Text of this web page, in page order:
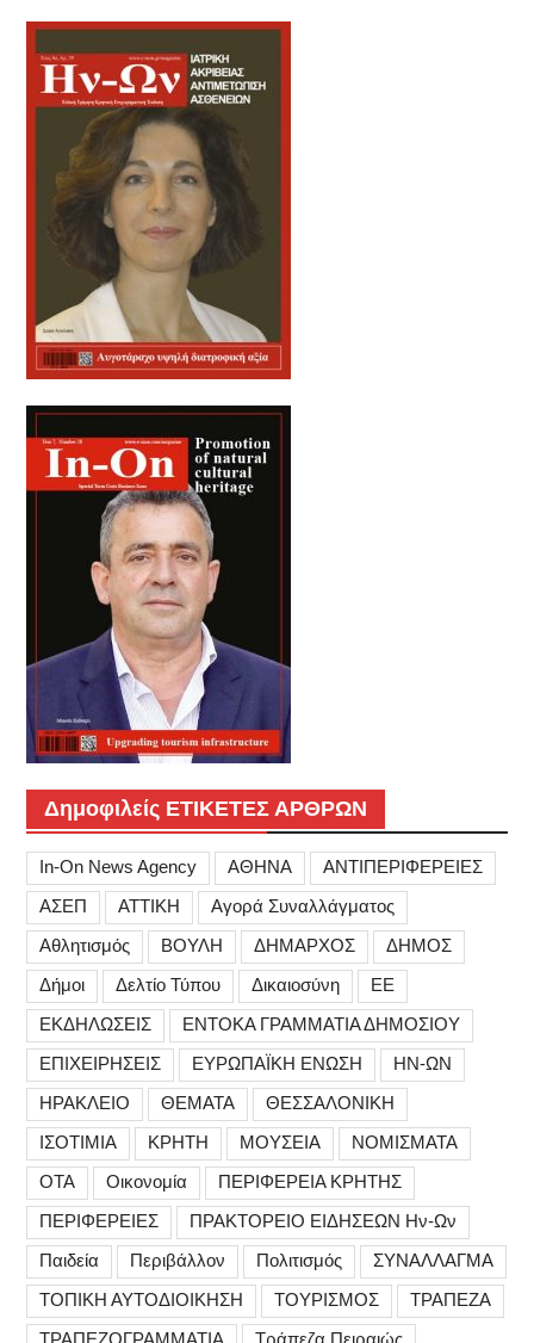
Δημοφιλείς ΕΤΙΚΕΤΕΣ ΑΡΘΡΩΝ
In-On News Agency ΑΘΗΝΑ
ΑΝΤΙΠΕΡΙΦΕΡΕΙΕΣ
ΑΣΕΠ
ΑΤΤΙΚΗ
Αγορά Συναλλάγματος
Αθλητισμός
ΒΟΥΛΗ ΔΗΜΑΡΧΟΣ
ΔΗΜΟΣ
Δήμοι
Δελτίο Τύπου Δικαιοσύνη
ΕΕ
ΕΚΔΗΛΩΣΕΙΣ
ΕΝΤΟΚΑ ΓΡΑΜΜΑΤΙΑ ΔΗΜΟΣΙΟΥ
ΕΠΙΧΕΙΡΗΣΕΙΣ
ΕΥΡΩΠΑΪΚΗ ΕΝΩΣΗ
ΗΝ-ΩΝ
ΗΡΑΚΛΕΙΟ
ΘΕΜΑΤΑ
ΘΕΣΣΑΛΟΝΙΚΗ
ΙΣΟΤΙΜΙΑ
ΚΡΗΤΗ ΜΟΥΣΕΙΑ
ΝΟΜΙΣΜΑΤΑ
ΟΤΑ
Οικονομία
ΠΕΡΙΦΕΡΕΙΑ ΚΡΗΤΗΣ
ΠΕΡΙΦΕΡΕΙΕΣ
ΠΡΑΚΤΟΡΕΙΟ ΕΙΔΗΣΕΩΝ Ην-Ων
Παιδεία
Περιβάλλον Πολιτισμός
ΣΥΝΑΛΛΑΓΜΑ
ΤΟΠΙΚΗ ΑΥΤΟΔΙΟΙΚΗΣΗ
ΤΟΥΡΙΣΜΟΣ
ΤΡΑΠΕΖΑ
ΤΡΑΠΕΖΟΓΡΑΜΜΑΤΙΑ
Τράπεζα Πειραιώς